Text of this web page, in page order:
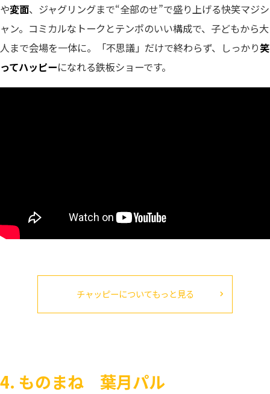
や変面、ジャグリングまで“全部のせ”で盛り上げる快笑マジシ
ャン。コミカルなトークとテンポのいい構成で、子どもから大
人まで会場を一体に。「不思議」だけで終わらず、しっかり笑
ってハッピーになれる鉄板ショーです。
チャッピーについてもっと見る
4. ものまね 葉月パル